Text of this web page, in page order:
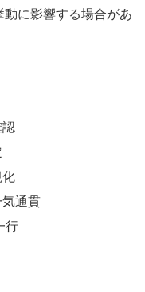
に影響する場合があ
化
通貫
行